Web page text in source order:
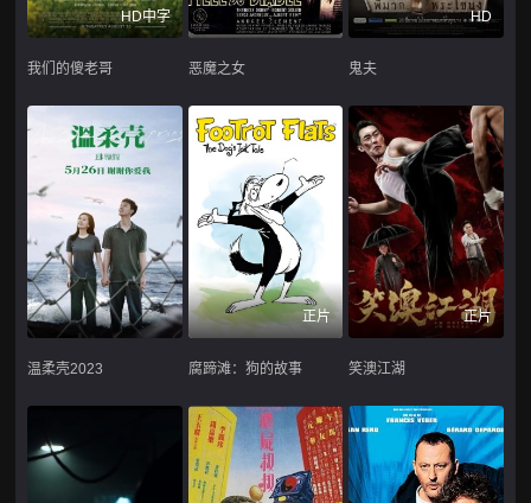
HD中字
我们的傻老哥 恶魔之女
HD
鬼夫
温柔壳2023
正片
腐蹄滩：狗的故事
正片
笑澳江湖